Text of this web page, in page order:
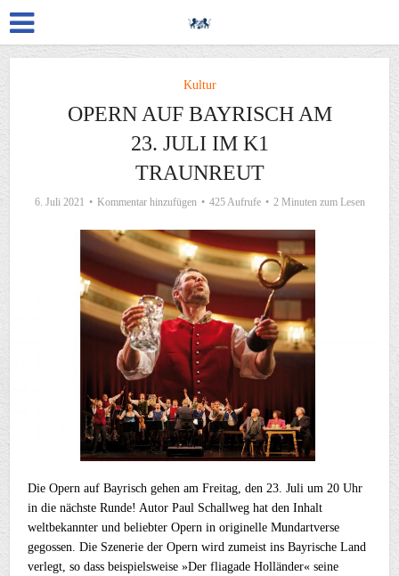
Kultur
OPERN AUF BAYRISCH AM
23. JULI IM K1
TRAUNREUT
6. Juli 2021 Kommentar hinzufügen 425 Aufrufe 2 Minuten zum Lesen
Die Opern auf Bayrisch gehen am Freitag, den 23. Juli um 20 Uhr
in die nächste Runde! Autor Paul Schallweg hat den Inhalt
weltbekannter und beliebter Opern in originelle Mundartverse
gegossen. Die Szenerie der Opern wird zumeist ins Bayrische Land
verlegt, so dass beispielsweise »Der fliagade Holländer« seine